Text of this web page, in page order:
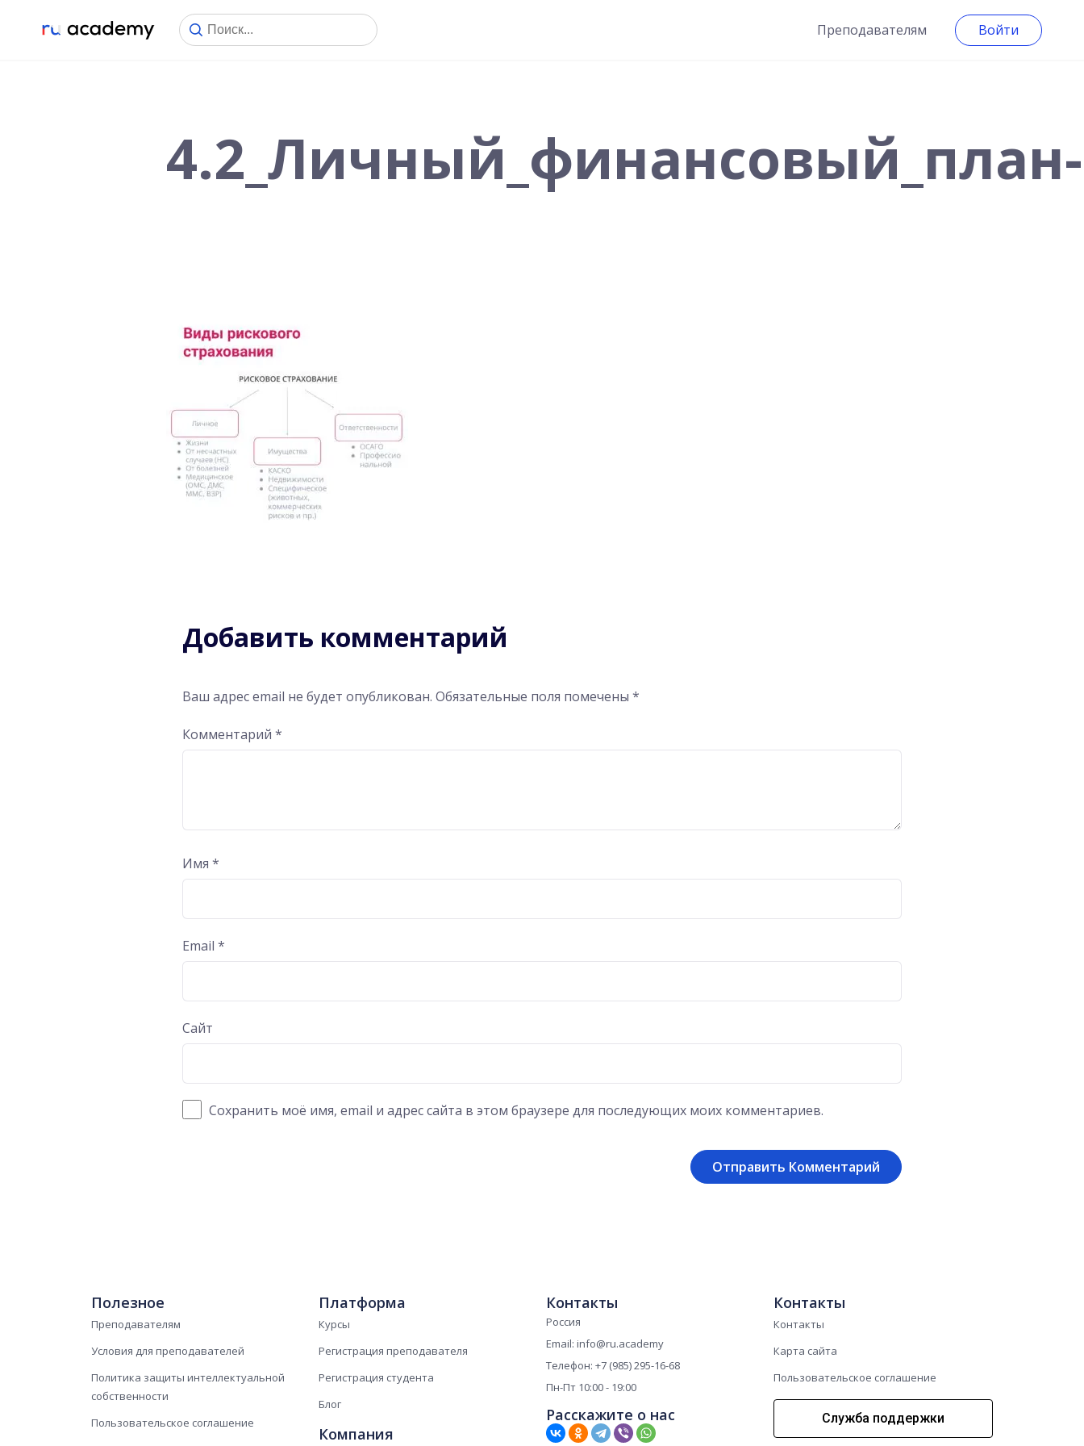
Преподавателям Войти
Добавить комментарий
Ваш адрес email не будет опубликован. Обязательные поля помечены*
Комментарий*
Имя*
Email*
Сайт
Сохранить моё имя, email и адрес сайта в этом браузере для последующих моих комментариев.
Полезное
Преподавателям
Условия для преподавателей
Политика защиты интеллектуальной
собственности
Пользовательское соглашение
Платформа
Курсы
Регистрация преподавателя
Регистрация студента
Блог
Компания
Контакты
Россия
Email: info@ru.academy
Телефон: +7 (985) 295-16-68
Пн-Пт 10:00 - 19:00
Расскажите о нас
Контакты
Контакты
Карта сайта
Пользовательское соглашение
Служба поддержки